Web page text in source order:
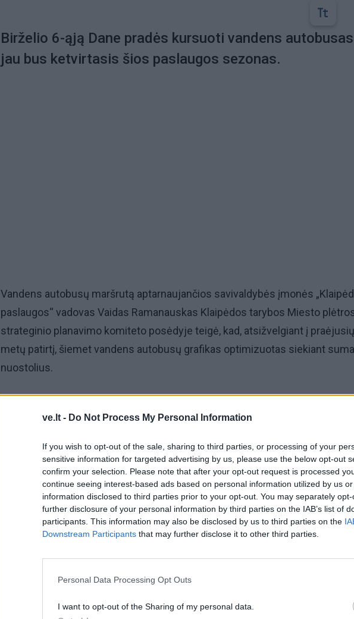
ve.lt - Do Not Process My Personal Information
If you wish to opt-out of the sale, sharing to third parties, or processing of your
sensitive information for targeted advertising by us, please use the below opt-out
confirm your selection. Please note that after your opt-out request is processed
continue seeing interest-based ads based on personal information utilized by us
information disclosed to third parties prior to your opt-out. You may separately
further disclosure of your personal information by third parties on the IAB’s list of
participants. This information may also be disclosed by us to third parties on the
Downstream Participants that may further disclose it to other third parties.
Personal Data Processing Opt Outs
I want to opt-out of the Sharing of my personal data.
Birželio 6-ąją Dane pradės kursuoti vandens
jau bus ketvirtasis šios paslaugos sezonas.
Vandens autobusų maršrutą aptarnaujančios savivaldybės įmonės
paslaugos“ vadovas Vaidas Ramanauskas Klaipėdos tarybos Miesto
strateginio planavimo komiteto posėdyje teigė, kad, atsižvelgiant į praėjusių
metų patirtį, šiemet vandens autobusų grafikas optimizuotas siekiant
nuostolius.
tai šiemet po šio savaitgalio dar bus pertrauka, o reguliarūs reisai prasidės
Pasak V. Ramanausko, šiemet taip pat atsisakoma dviejų pirmųjų rytinių
vandens autobusai nekursuos pirmadieniais. Visa tai turėtų padėti
paslaugos nuostolius.